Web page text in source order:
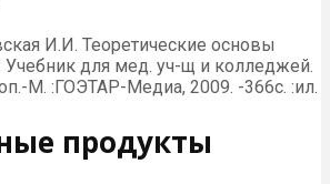
И.И. Теоретические основы
Учебник для мед. уч-щ и колледжей.
М. :ГОЭТАР-Медиа, 2009. -366с. :ил.
продукты